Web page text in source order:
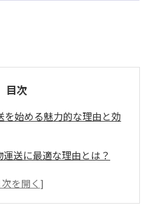
目次
を始める魅力的な理由と効
送に最適な理由とは？
るための必須テクニック